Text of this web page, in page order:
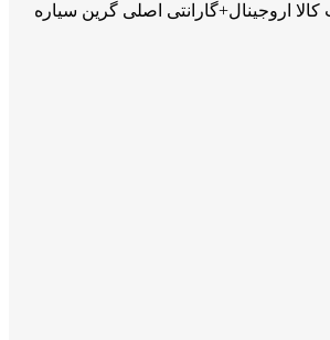
اروجینال+گارانتی اصلی گرین سیاره